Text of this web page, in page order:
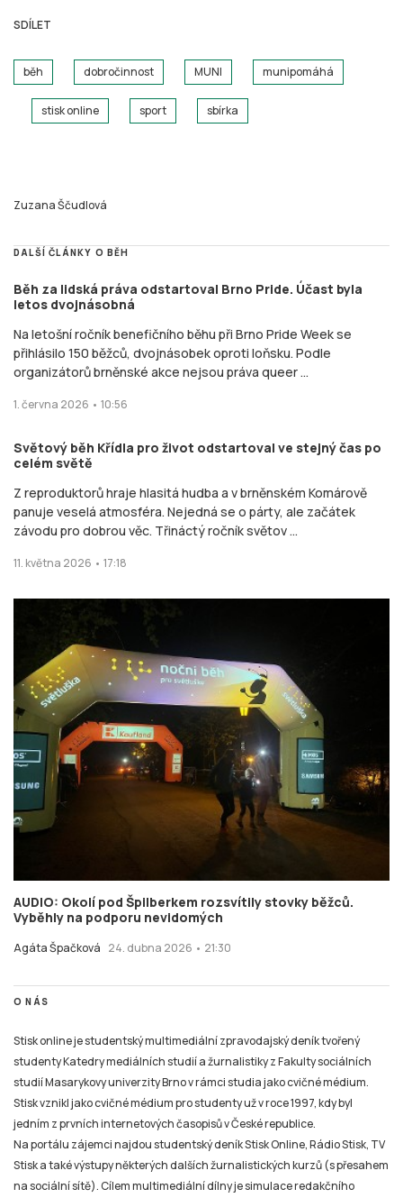
SDÍLET
běh dobročinnost MUNI munipomáhá
stisk online sport sbírka
Zuzana Ščudlová
DALŠÍ ČLÁNKY O BĚH
Běh za lidská práva odstartoval Brno Pride. Účast byla
letos dvojnásobná
Na letošní ročník benefičního běhu při Brno Pride Week se
přihlásilo 150 běžců, dvojnásobek oproti loňsku. Podle
organizátorů brněnské akce nejsou práva queer ...
1. června 2026 • 10:56
Světový běh Křídla pro život odstartoval ve stejný čas po
celém světě
Z reproduktorů hraje hlasitá hudba a v brněnském Komárově
panuje veselá atmosféra. Nejedná se o párty, ale začátek
závodu pro dobrou věc. Třináctý ročník světov ...
11. května 2026 • 17:18
AUDIO: Okolí pod Špilberkem rozsvítily stovky běžců.
Vyběhly na podporu nevidomých
Agáta Špačková 24. dubna 2026 • 21:30
O NÁS
Stisk online je studentský multimediální zpravodajský deník tvořený
studenty Katedry mediálních studií a žurnalistiky z Fakulty sociálních
studií Masarykovy univerzity Brno v rámci studia jako cvičné médium.
Stisk vznikl jako cvičné médium pro studenty už v roce 1997, kdy byl
jedním z prvních internetových časopisů v České republice.
Na portálu zájemci najdou studentský deník Stisk Online, Rádio Stisk, TV
Stisk a také výstupy některých dalších žurnalistických kurzů (s přesahem
na sociální sítě). Cílem multimediální dílny je simulace redakčního